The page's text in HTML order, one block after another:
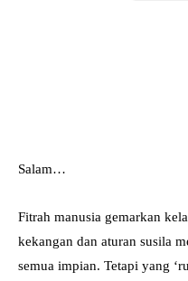
Salam…
Fitrah manusia gemarkan
kekangan dan aturan susila
semua impian. Tetapi yang